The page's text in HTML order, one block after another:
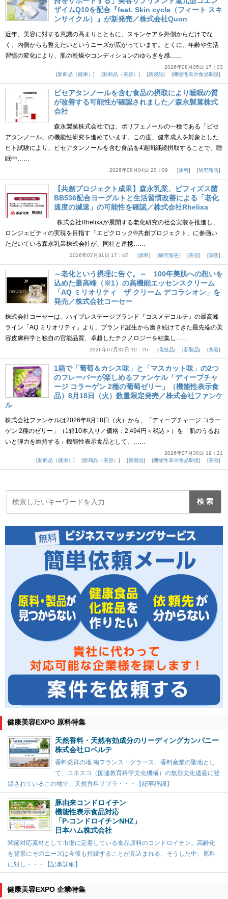
ザイムQ10を配合『feat. Skin cycle（フィート スキ
ンサイクル）』が新発売／株式会社Quon
近年、美容に対する意識の高まりとともに、スキンケアを外側からだけでな
く、内側からも整えたいというニーズが広がっています。とくに、年齢や生活
習慣の変化により、肌の乾燥やコンディションのゆらぎを感……
2026年08月05日 17：03
新商品（健康）
新商品（美容） 新製品 機能性表示食品制度
ピセアタンノールを含む食品の摂取により睡眠の質
が改善する可能性が確認されました／森永製菓株式
会社
森永製菓株式会社では、ポリフェノールの一種である「ピセ
アタンノール」の機能性研究を進めています。この度、健常成人を対象とした
ヒト試験により、ピセアタンノールを含む食品を4週間継続摂取することで、睡
眠中……
2026年08月04日 20：09 原料 研究報告
【共創プロジェクト成果】森永乳業、ビフィズス菌
BB536配合ヨーグルトと生活習慣改善による「老化
速度の減速」の可能性を確認／株式会社Rhelixa
株式会社Rhelixaが展開する老化研究の社会実装を推進し、
ロンジェビティの実現を目指す「エピクロック®共創プロジェクト」に参画い
ただいている森永乳業株式会社が、同社と連携……
2026年07月31日 17：47 原料 研究報告 美容 調査
～老化という摂理に告ぐ。～ 100年美肌への想いを
込めた最高峰（※1）の高機能エッセンスクリーム
「AQ ミリオリティ ザ クリーム デコラシオン」を
発売／株式会社コーセー
株式会社コーセーは、ハイプレステージブランド『コスメデコルテ』の最高峰
ライン「AQ ミリオリティ」より、ブランド誕生から磨き続けてきた最先端の美
容皮膚科学と独自の官能品質、卓越したテクノロジーを結集し……
2026年07月31日 10：26 化粧品 新製品 美容
1箱で「葡萄＆カシス味」と「マスカット味」の2つ
のフレーバーが楽しめるファンケル「ディープチャ
ージ コラーゲン 2種の葡萄ゼリー」（機能性表示食
品）8月18日（火）数量限定発売／株式会社ファンケ
ル
株式会社ファンケルは2026年8月18日（火）から、「ディープチャージ コラー
ゲン 2種のゼリー」（1箱10本入り／価格：2,494円＜税込＞）を「肌のうるお
いと弾力を維持する」機能性表示食品として、……
2026年07月30日 19：21
新商品（健康）
新商品（美容） 新製品 機能性表示食品制度 美容
健康美容EXPO 原料特集
天然香料・天然有効成分のリーディングカンパニー
株式会社ロベルテ
香料発祥の地 南フランス・グラース。香料産業の聖地とし
て、ユネスコ（国連教育科学文化機構）の無形文化遺産に登
録されているこの地で、天然香料サプラ・・・【記事詳細】
豚由来コンドロイチン
機能性表示食品対応
「P-コンドロイチンNHZ」
日本ハム株式会社
関節対応素材として市場に定着している食品原料のコンドロイチン。高齢化
を背景にそのニーズは今後も持続することが見込まれる。そうした中、原料
に対し・・・【記事詳細】
健康美容EXPO 企業特集